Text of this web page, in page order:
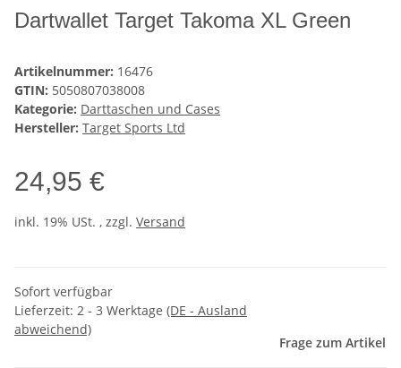
Dartwallet Target Takoma XL Green
Artikelnummer: 16476
GTIN: 5050807038008
Kategorie: Darttaschen und Cases
Hersteller: Target Sports Ltd
24,95 €
inkl. 19% USt. , zzgl. Versand
Sofort verfügbar
Lieferzeit: 2 - 3 Werktage (DE - Ausland
abweichend)
Frage zum Artikel